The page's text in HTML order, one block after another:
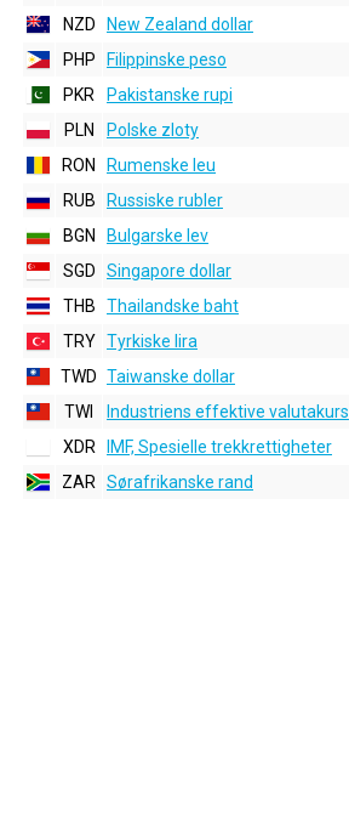
NZD
New Zealand dollar
PHP
Filippinske peso
PKR
Pakistanske rupi
PLN
Polske zloty
RON
Rumenske leu
RUB
Russiske rubler
BGN
Bulgarske lev
SGD
Singapore dollar
THB
Thailandske baht
TRY Tyrkiske lira
TWD Taiwanske dollar
TWI
Industriens effektive valutakurs
XDR
IMF, Spesielle trekkrettigheter
ZAR
Sørafrikanske rand